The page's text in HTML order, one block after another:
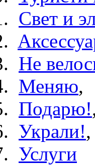
Свет и
Не
Меняю,
Подарю!,
Украли!,
Услуги